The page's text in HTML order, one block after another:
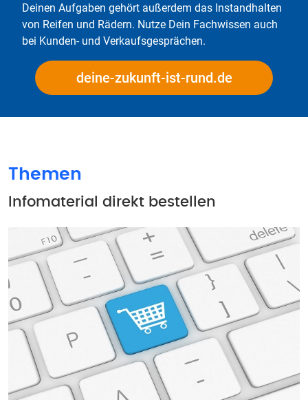
Deinen Aufgaben gehört außerdem das Instandhalten
von Reifen und Rädern. Nutze Dein Fachwissen auch
bei Kunden- und Verkaufsgesprächen.
deine-zukunft-ist-rund.de
Themen
Infomaterial direkt bestellen